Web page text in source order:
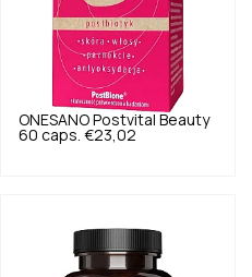
ONESANO Postvital Beauty
60 caps. €23,02